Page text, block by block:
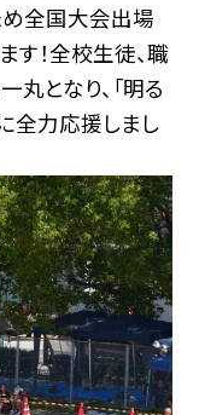
全国大会出場
す！全校生徒、職
丸となり、「明る
全力応援しまし